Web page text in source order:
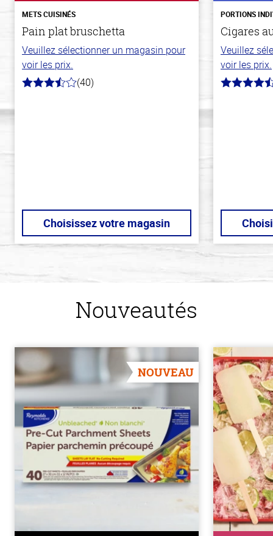
METS CUISINÉS
Pain plat bruschetta
Veuillez sélectionner un magasin pour
voir les prix.
3.8
(40)
Choisissez votre magasin
PORTIONS
Cigares
Veuillez
voir les prix.
4.2
Nouveautés
NOUVEAU